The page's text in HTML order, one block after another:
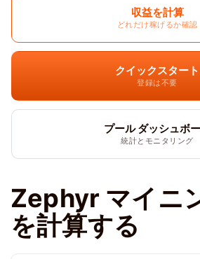
収益を計算
どれだけ稼げるか確認
クイックスタート
登録は不要
プール ダッシュボ
統計とモニタリング
Zephyr マイニ
を計算する